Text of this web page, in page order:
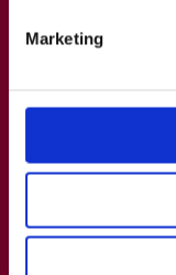
Marketing